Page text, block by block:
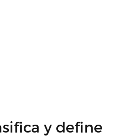
y define